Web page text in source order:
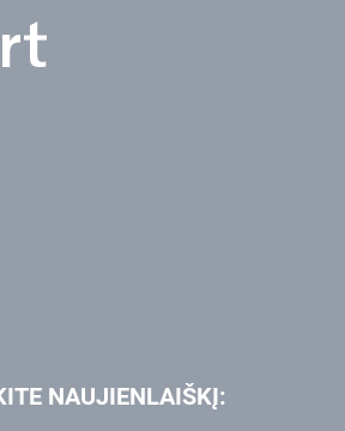
NAUJIENLAIŠKĮ: